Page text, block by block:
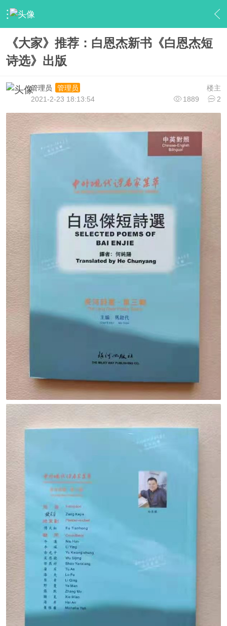
› 【大家会员】 › 大家新闻 › 内容
《大家》推荐：白恩杰新书《白恩杰短
诗选》出版
楼主
管理员
管理员
1889
2
2021-2-23 18:13:54